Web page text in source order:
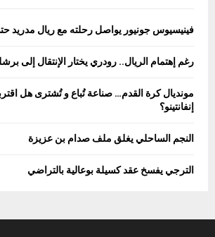
فينيسيوس جونيور يواصل رحلته مع ريال مدريد حتى
رغم إهتمام الريال.. رودري يختار الإنتقال إلى
مونديال كرة القدم… صناعة تُباع و تُشترى هل
إنفانتينو؟
النجم الساحلي يغلق ملف صدام بن عزيزة
الترجي يفسخ عقد كسيلة بوعالية بالتراضي